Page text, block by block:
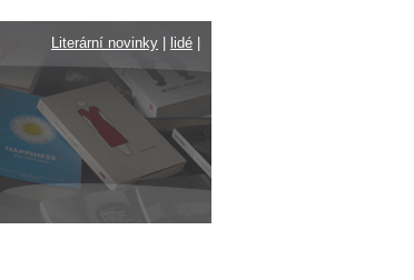
Literární novinky
lidé